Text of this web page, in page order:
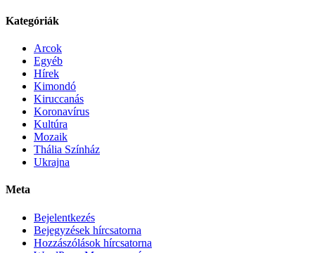
Kategóriák
Arcok
Egyéb
Hírek
Kimondó
Kiruccanás
Koronavírus
Kultúra
Mozaik
Thália Színház
Ukrajna
Meta
Bejelentkezés
Bejegyzések hírcsatorna
Hozzászólások hírcsatorna